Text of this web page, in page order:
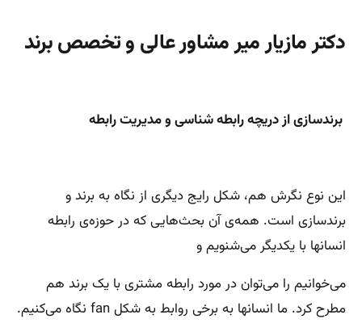
دکتر مازیار میر مشاور عالی و تخصص برند
برندسازی از دریچه رابطه شناسی و مدیریت رابطه
این نوع نگرش هم، شکل رایج دیگری از نگاه به برند و
برندسازی است. همه‌ی آن بحث‌هایی که در حوزه‌ی رابطه
انسانها با یکدیگر می‌شنویم و
می‌خوانیم را می‌توان در مورد رابطه مشتری با یک برند هم
مطرح کرد. ما انسانها به برخی روابط به شکل fan نگاه می‌کنیم.